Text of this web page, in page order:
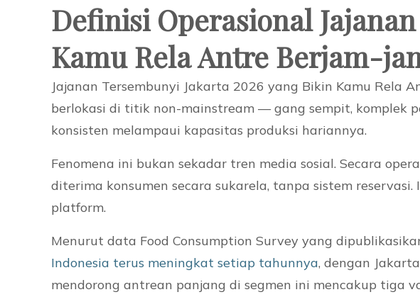
Definisi Operasional
Kamu Rela Antre Berjam-
Jajanan Tersembunyi Jakarta 2026 yang Bikin Kamu Rela
berlokasi di titik non-mainstream — gang sempit, komplek
konsisten melampaui kapasitas produksi hariannya.
Fenomena ini bukan sekadar tren media sosial. Secara
diterima konsumen secara sukarela, tanpa sistem
platform.
Menurut data Food Consumption Survey yang
Indonesia terus meningkat setiap tahunnya, dengan
mendorong antrean panjang di segmen ini mencakup tiga